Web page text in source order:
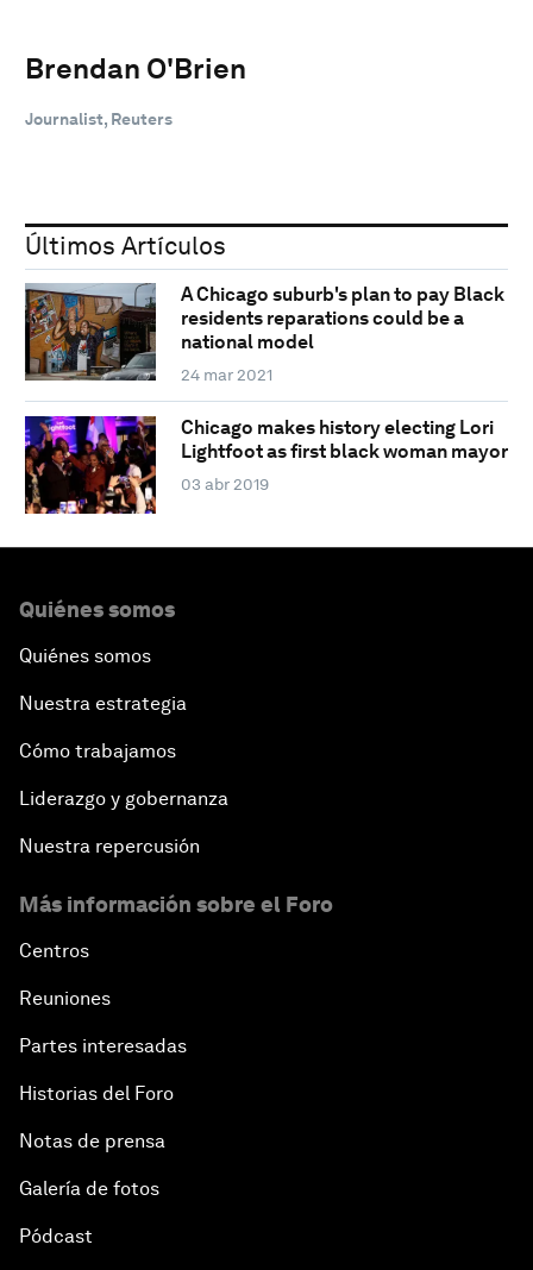
Brendan O'Brien
Journalist, Reuters
Últimos Artículos
A Chicago suburb's plan to pay Black
residents reparations could be a
national model
24 mar 2021
Chicago makes history electing Lori
Lightfoot as first black woman mayor
03 abr 2019
Quiénes somos
Quiénes somos
Nuestra estrategia
Cómo trabajamos
Liderazgo y gobernanza
Nuestra repercusión
Más información sobre el Foro
Centros
Reuniones
Partes interesadas
Historias del Foro
Notas de prensa
Galería de fotos
Pódcast